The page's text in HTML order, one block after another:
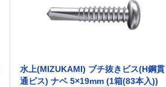
水上(MIZUKAMI) ブチ抜きビス(H鋼貫
通ビス) ナベ 5×19mm (1箱(83本入))